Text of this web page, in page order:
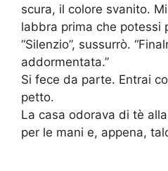
scura, il colore svanito.
labbra prima che potessi
“Silenzio”, sussurrò.
addormentata.”
Si fece da parte. Entrai
petto.
La casa odorava di tè
per le mani e, appena,